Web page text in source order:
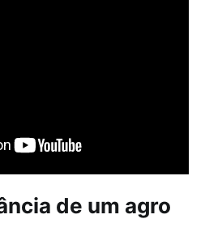
de um agro